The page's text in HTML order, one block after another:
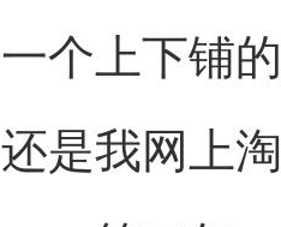
一个上下铺
还是我网上